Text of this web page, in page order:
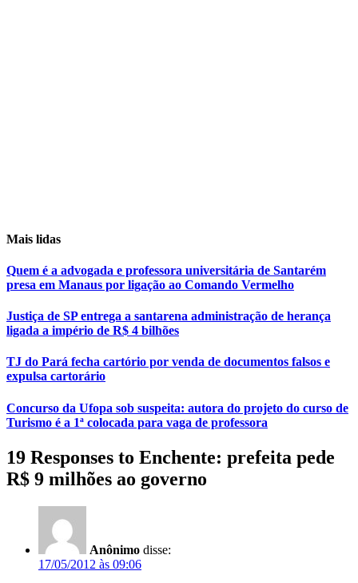
Mais lidas
Quem é a advogada e professora universitária de Santarém
presa em Manaus por ligação ao Comando Vermelho
Justiça de SP entrega a santarena administração de herança
ligada a império de R$ 4 bilhões
TJ do Pará fecha cartório por venda de documentos falsos e
expulsa cartorário
Concurso da Ufopa sob suspeita: autora do projeto do curso de
Turismo é a 1ª colocada para vaga de professora
19 Responses to Enchente: prefeita pede
R$ 9 milhões ao governo
Anônimo disse:
17/05/2012 às 09:06